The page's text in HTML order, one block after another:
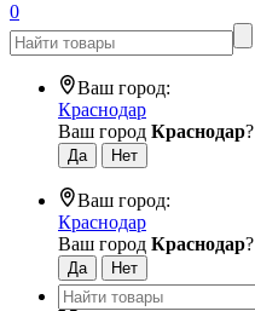
0
Ваш город:
Краснодар
Ваш город Краснодар?
Ваш город:
Краснодар
Ваш город Краснодар?